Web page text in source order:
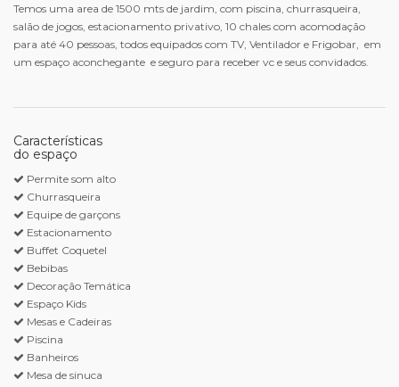
Temos uma area de 1500 mts de jardim, com piscina, churrasqueira,
salão de jogos, estacionamento privativo, 10 chales com acomodação
para até 40 pessoas, todos equipados com TV, Ventilador e Frigobar, em
um espaço aconchegante e seguro para receber vc e seus convidados.
Características
do espaço
Permite som alto
Churrasqueira
Equipe de garçons
Estacionamento
Buffet Coquetel
Bebibas
Decoração Temática
Espaço Kids
Mesas e Cadeiras
Piscina
Banheiros
Mesa de sinuca